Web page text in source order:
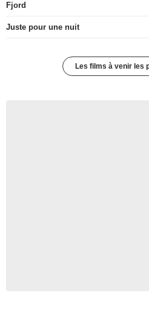
Fjord
Juste pour une nuit
Les films à venir les